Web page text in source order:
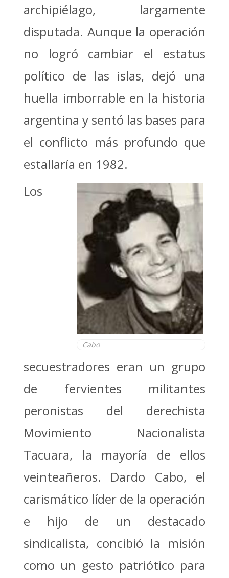
archipiélago, largamente
disputada. Aunque la operación
no logró cambiar el estatus
político de las islas, dejó una
huella imborrable en la historia
argentina y sentó las bases para
el conflicto más profundo que
estallaría en 1982.
Cabo
Los
secuestradores eran un grupo
de fervientes militantes
peronistas del derechista
Movimiento Nacionalista
Tacuara, la mayoría de ellos
veinteañeros. Dardo Cabo, el
carismático líder de la operación
e hijo de un destacado
sindicalista, concibió la misión
como un gesto patriótico para